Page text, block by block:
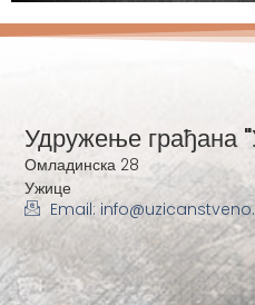
Удружење грађана
Омладинска 28
Ужице
Email: